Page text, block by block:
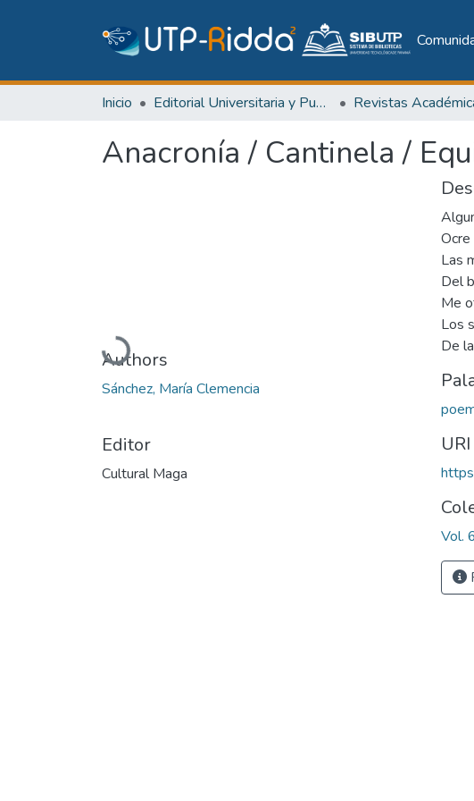
Inicio Editorial Universitaria y Publicaciones Seriadas Revistas
Anacronía / Cantinela /
Cargando...
Authors
Sánchez, María Clemencia
Editor
Cultural Maga
Las
Del
Me
Los
De
URI
Vol.